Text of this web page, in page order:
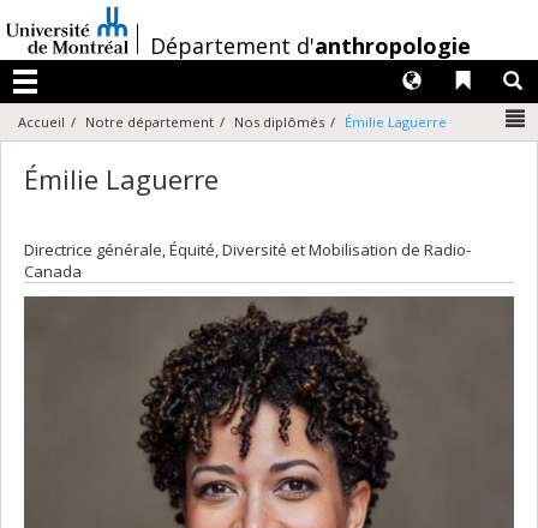
au
contenu
/Département d'anthropologie
Menu
Liens
Langues
Accueil Notre département Nos diplômés Émilie Laguerre
Émilie Laguerre
Directrice générale, Équité, Diversité et Mobilisation de Radio-
Canada